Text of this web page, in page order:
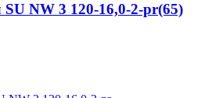
NW 3 120-16,0-2-pr(65)